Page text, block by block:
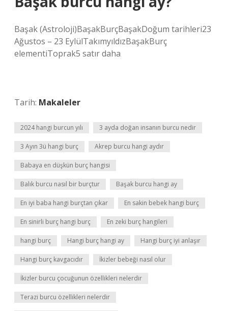
Başak (Astroloji)BaşakBurçBaşakDoğum tarihleri23
Ağustos – 23 EylülTakımyıldızBaşakBurç
elementiToprak5 satır daha
Tarih: Makaleler
2024 hangi burcun yılı 3 ayda doğan insanın burcu nedir
3 Ayın 3ü hangi burç Akrep burcu hangi aydır
Babaya en düşkün burç hangisi
Balık burcu nasıl bir burçtur Başak burcu hangi ay
En iyi baba hangi burçtan çıkar En sakin bebek hangi burç
En sinirli burç hangi burç En zeki burç hangileri
hangi burç Hangi burç hangi ay Hangi burç iyi anlaşır
Hangi burç kavgacıdır İkizler bebeği nasıl olur
İkizler burcu çocuğunun özellikleri nelerdir
Terazi burcu özellikleri nelerdir